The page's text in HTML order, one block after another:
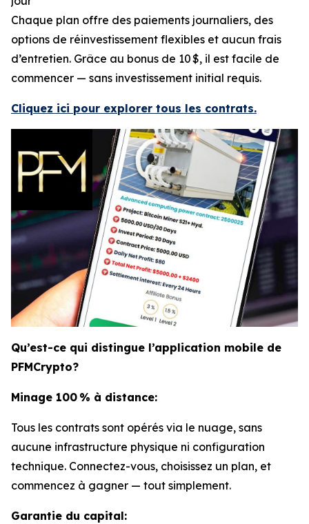
Chaque plan offre des paiements journaliers, des
options de réinvestissement flexibles et aucun frais
d’entretien. Grâce au bonus de 10 $, il est facile de
commencer — sans investissement initial requis.
Cliquez ici pour explorer tous les contrats.
Qu’est-ce qui distingue l’application mobile de
PFMCrypto?
Minage 100 % à distance:
Tous les contrats sont opérés via le nuage, sans
aucune infrastructure physique ni configuration
technique. Connectez-vous, choisissez un plan, et
commencez à gagner — tout simplement.
Garantie du capital: